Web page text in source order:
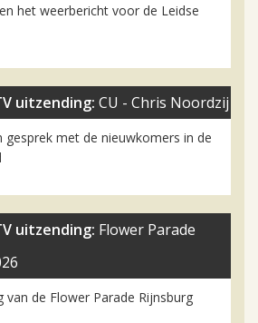
het weerbericht voor de Leidse
uitzending: CU - Chris Noordzij
gesprek met de nieuwkomers in de
uitzending: Flower Parade
van de Flower Parade Rijnsburg